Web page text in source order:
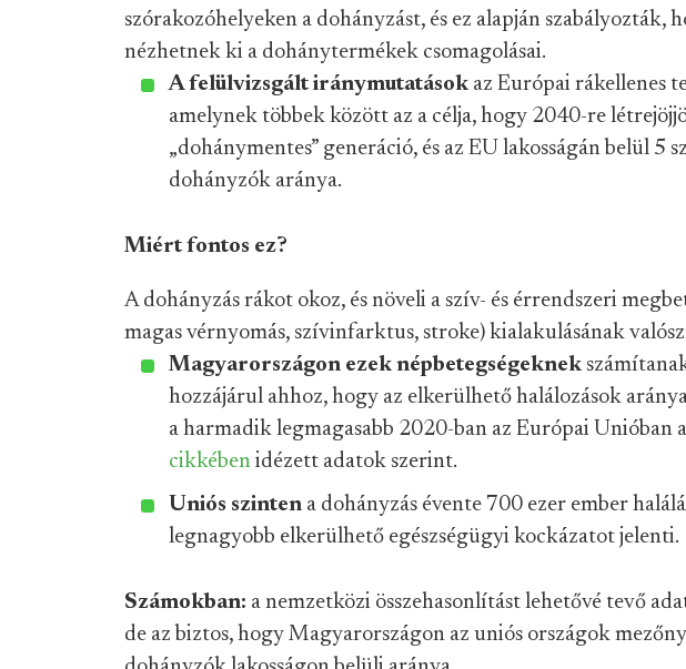
szórakozóhelyeken a dohányzást, és ez alapján szabályozták,
nézhetnek ki a dohánytermékek csomagolásai.
A felülvizsgált iránymutatások az Európai rákellenes
amelynek többek között az a célja, hogy 2040-re
„dohánymentes” generáció, és az EU lakosságán belül 5
dohányzók aránya.
Miért fontos ez?
A dohányzás rákot okoz, és növeli a szív- és érrendszeri
magas vérnyomás, szívinfarktus, stroke) kialakulásának
Magyarországon ezek népbetegségeknek
hozzájárul ahhoz, hogy az elkerülhető halálozások
a harmadik legmagasabb 2020-ban az Európai Unióban a
cikkében idézett adatok szerint.
Uniós szinten a dohányzás évente 700 ezer ember
legnagyobb elkerülhető egészségügyi kockázatot jelenti.
Számokban: a nemzetközi összehasonlítást lehetővé tevő
de az biztos, hogy Magyarországon az uniós országok